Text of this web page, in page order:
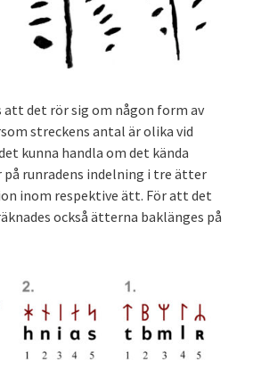
att det rör sig om någon form av
streckens antal är olika vid
kunna handla om det kända
på runradens indelning i tre ätter
inom respektive ätt. För att det
också ätterna baklänges på